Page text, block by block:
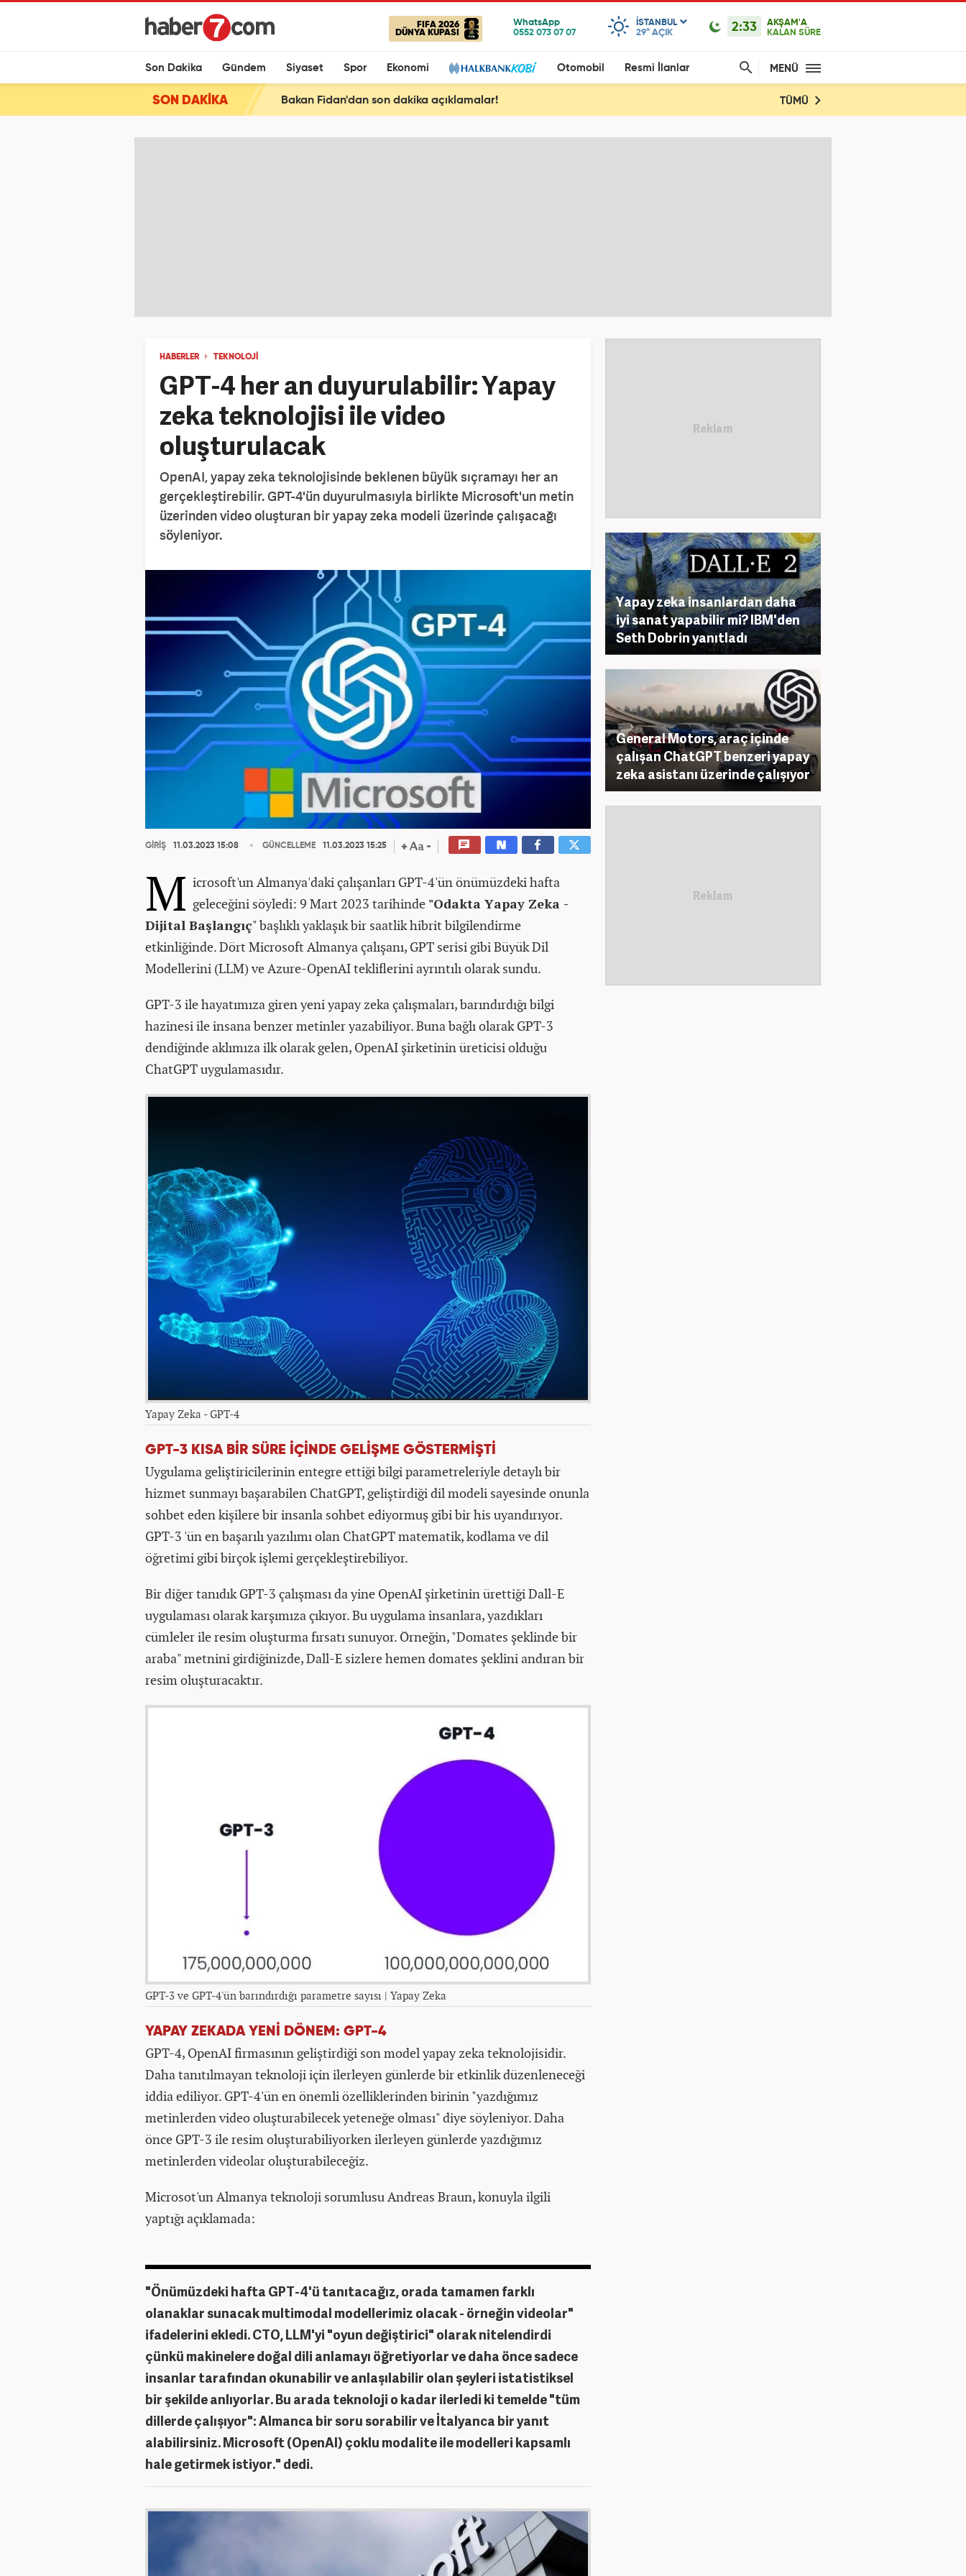
FIFA 2026
DÜNYA KUPASI
ISTANBUL
29° AÇIK 2:33
AKŞAM'A
KALAN SÜRE
Son Dakika Gündem Siyaset Spor Ekonomi Otomobil Resmi İlanlar MENÜ
SON DAKİKA Bakan Fidan'dan son dakika açıklamalar! TÜMÜ
HABERLER TEKNOLOJİ
GPT-4 her an duyurulabilir: Yapay
zeka teknolojisi ile video
oluşturulacak
OpenAI, yapay zeka teknolojisinde beklenen büyük sıçramayı her an
gerçekleştirebilir. GPT-4'ün duyurulmasıyla birlikte Microsoft'un metin
üzerinden video oluşturan bir yapay zeka modeli üzerinde çalışacağı
söyleniyor.
GİRİŞ 11.03.2023 15:08 GÜNCELLEME 11.03.2023 15:25
M icrosoft'un Almanya'daki çalışanları GPT-4'ün önümüzdeki hafta
geleceğini söyledi: 9 Mart 2023 tarihinde "Odakta Yapay Zeka -
Dijital Başlangıç" başlıklı yaklaşık bir saatlik hibrit bilgilendirme
etkinliğinde. Dört Microsoft Almanya çalışanı, GPT serisi gibi Büyük Dil
Modellerini (LLM) ve Azure-OpenAI tekliflerini ayrıntılı olarak sundu.
GPT-3 ile hayatımıza giren yeni yapay zeka çalışmaları, barındırdığı bilgi
hazinesi ile insana benzer metinler yazabiliyor. Buna bağlı olarak GPT-3
dendiğinde aklımıza ilk olarak gelen, OpenAI şirketinin üreticisi olduğu
ChatGPT uygulamasıdır.
Yapay Zeka - GPT-4
GPT-3 KISA BİR SÜRE İÇİNDE GELİŞME GÖSTERMİŞTİ
Uygulama geliştiricilerinin entegre ettiği bilgi parametreleriyle detaylı bir
hizmet sunmayı başarabilen ChatGPT, geliştirdiği dil modeli sayesinde onunla
sohbet eden kişilere bir insanla sohbet ediyormuş gibi bir his uyandırıyor.
GPT-3 'ün en başarılı yazılımı olan ChatGPT matematik, kodlama ve dil
öğretimi gibi birçok işlemi gerçekleştirebiliyor.
Bir diğer tanıdık GPT-3 çalışması da yine OpenAI şirketinin ürettiği Dall-E
uygulaması olarak karşımıza çıkıyor. Bu uygulama insanlara, yazdıkları
cümleler ile resim oluşturma fırsatı sunuyor. Örneğin, "Domates şeklinde bir
araba" metnini girdiğinizde, Dall-E sizlere hemen domates şeklini andıran bir
resim oluşturacaktır.
GPT-3 ve GPT-4'ün barındırdığı parametre sayısı | Yapay Zeka
YAPAY ZEKADA YENİ DÖNEM: GPT-4
GPT-4, OpenAI firmasının geliştirdiği son model yapay zeka teknolojisidir.
Daha tanıtılmayan teknoloji için ilerleyen günlerde bir etkinlik düzenleneceği
iddia ediliyor. GPT-4'ün en önemli özelliklerinden birinin "yazdığımız
metinlerden video oluşturabilecek yeteneğe olması" diye söyleniyor. Daha
önce GPT-3 ile resim oluşturabiliyorken ilerleyen günlerde yazdığımız
metinlerden videolar oluşturabileceğiz.
Microsot'un Almanya teknoloji sorumlusu Andreas Braun, konuyla ilgili
yaptığı açıklamada:
"Önümüzdeki hafta GPT-4'ü tanıtacağız, orada tamamen farklı
olanaklar sunacak multimodal modellerimiz olacak - örneğin videolar"
ifadelerini ekledi. CTO, LLM'yi "oyun değiştirici" olarak nitelendirdi
çünkü makinelere doğal dili anlamayı öğretiyorlar ve daha önce sadece
insanlar tarafından okunabilir ve anlaşılabilir olan şeyleri istatistiksel
bir şekilde anlıyorlar. Bu arada teknoloji o kadar ilerledi ki temelde "tüm
dillerde çalışıyor": Almanca bir soru sorabilir ve İtalyanca bir yanıt
alabilirsiniz. Microsoft (OpenAI) çoklu modalite ile modelleri kapsamlı
hale getirmek istiyor." dedi.
Yapay zeka insanlardan daha
iyi sanat yapabilir mi? IBM'den
Seth Dobrin yanıtladı
General Motors, araç içinde
çalışan ChatGPT benzeri yapay
zeka asistanı üzerinde çalışıyor